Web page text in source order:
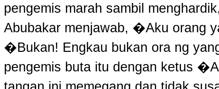
pengemis marah sambil
Abubakar menjawab, �Aku orang
�Bukan! Engkau bukan ora ng
pengemis buta itu dengan ketus